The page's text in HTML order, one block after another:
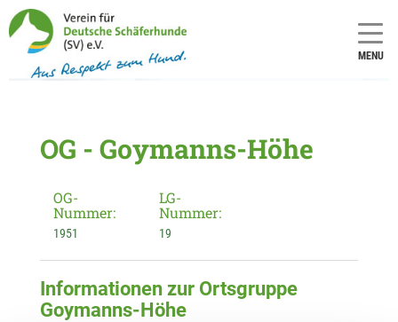
MENU
OG - Goymanns-Höhe
OG-
Nummer:
1951
LG-
Nummer:
19
Informationen zur Ortsgruppe
Goymanns-Höhe